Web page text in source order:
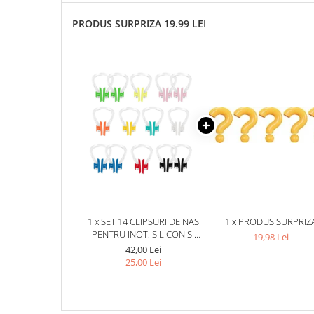
PRODUS SURPRIZA 19.99 LEI
1 x SET 14 CLIPSURI DE NAS
PENTRU INOT, SILICON SI
PLASTIC, 10 CULORI DIFERITE,
REUTILIZABILE,
42,00 Lei
25,00 Lei
1 x PRODUS
19,98 Lei